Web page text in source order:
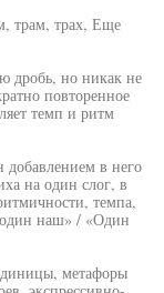
трам, трах, Еще
дробь, но никак не
повторенное
темп и ритм
добавлением в него
на один слог, в
темпа,
наш» / «Один
метафоры